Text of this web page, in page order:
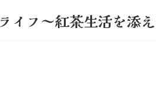
イフ～紅茶生活を添